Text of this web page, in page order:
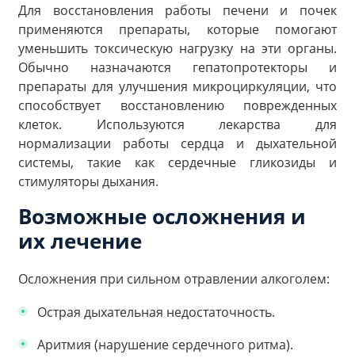
Для восстановления работы печени и почек
применяются препараты, которые помогают
уменьшить токсическую нагрузку на эти органы.
Обычно назначаются гепатопротекторы и
препараты для улучшения микроциркуляции, что
способствует восстановлению поврежденных
клеток. Используются лекарства для
нормализации работы сердца и дыхательной
системы, такие как сердечные гликозиды и
стимуляторы дыхания.
Возможные осложнения и
их лечение
Осложнения при сильном отравлении алкоголем:
Острая дыхательная недостаточность.
Аритмия (нарушение сердечного ритма).